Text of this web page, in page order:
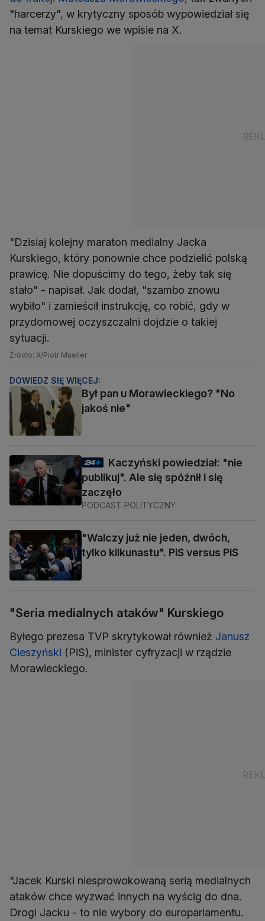
"harcerzy", w krytyczny sposób wypowiedział się
na temat Kurskiego we wpisie na X.
"Dzisiaj kolejny maraton medialny Jacka
Kurskiego, który ponownie chce podzielić polską
prawicę. Nie dopuścimy do tego, żeby tak się
stało" - napisał. Jak dodał, "szambo znowu
wybiło" i zamieścił instrukcję, co robić, gdy w
przydomowej oczyszczalni dojdzie o takiej
sytuacji.
Źródło: X/Piotr Mueller
DOWIEDZ SIĘ WIĘCEJ:
Był pan u Morawieckiego? "No
jakoś nie"
Kaczyński powiedział: "nie
publikuj". Ale się spóźnił i się
zaczęło
PODCAST POLITYCZNY
"Walczy już nie jeden, dwóch,
tylko kilkunastu". PiS versus PiS
"Seria medialnych ataków" Kurskiego
Byłego prezesa TVP skrytykował również Janusz
Cieszyński (PiS), minister cyfryzacji w rządzie
Morawieckiego.
"Jacek Kurski niesprowokowaną serią medialnych
ataków chce wyzwać innych na wyścig do dna.
Drogi Jacku - to nie wybory do europarlamentu.